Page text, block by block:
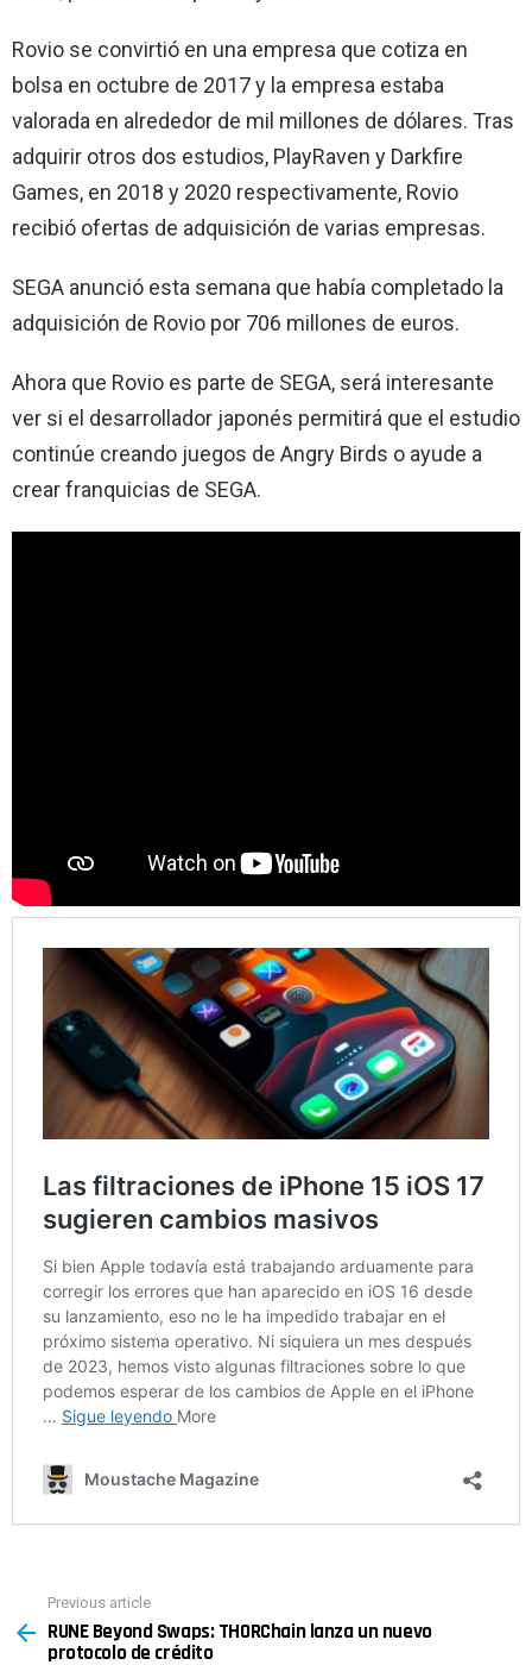
Rovio se convirtió en una empresa que cotiza en
bolsa en octubre de 2017 y la empresa estaba
valorada en alrededor de mil millones de dólares. Tras
adquirir otros dos estudios, PlayRaven y Darkfire
Games, en 2018 y 2020 respectivamente, Rovio
recibió ofertas de adquisición de varias empresas.
SEGA anunció esta semana que había completado la
adquisición de Rovio por 706 millones de euros.
Ahora que Rovio es parte de SEGA, será interesante
ver si el desarrollador japonés permitirá que el estudio
continúe creando juegos de Angry Birds o ayude a
crear franquicias de SEGA.
more
Previous article
RUNE Beyond Swaps: THORChain lanza un nuevo
protocolo de crédito